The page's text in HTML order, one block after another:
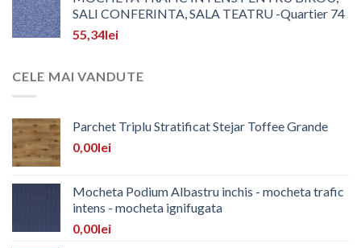
SALI CONFERINTA, SALA TEATRU -Quartier 74
55,34lei
CELE MAI VANDUTE
Parchet Triplu Stratificat Stejar Toffee Grande
0,00lei
Mocheta Podium Albastru inchis - mocheta trafic
intens - mocheta ignifugata
0,00lei